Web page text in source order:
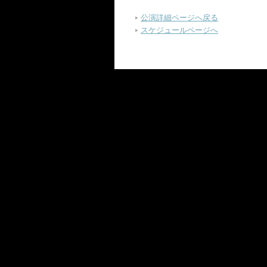
公演詳細ページへ戻る
スケジュールページへ